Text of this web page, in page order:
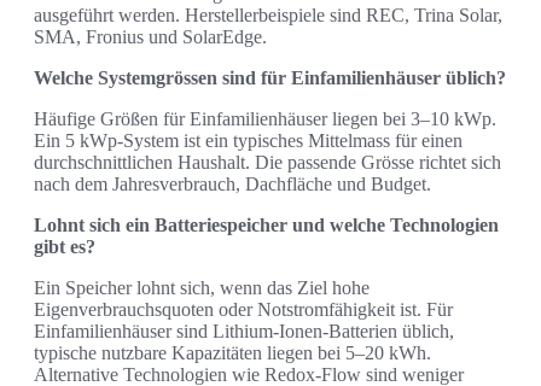
ausgeführt werden. Herstellerbeispiele sind REC, Trina Solar,
SMA, Fronius und SolarEdge.
Welche Systemgrössen sind für Einfamilienhäuser üblich?
Häufige Größen für Einfamilienhäuser liegen bei 3–10 kWp.
Ein 5 kWp-System ist ein typisches Mittelmass für einen
durchschnittlichen Haushalt. Die passende Grösse richtet sich
nach dem Jahresverbrauch, Dachfläche und Budget.
Lohnt sich ein Batteriespeicher und welche Technologien
gibt es?
Ein Speicher lohnt sich, wenn das Ziel hohe
Eigenverbrauchsquoten oder Notstromfähigkeit ist. Für
Einfamilienhäuser sind Lithium-Ionen-Batterien üblich,
typische nutzbare Kapazitäten liegen bei 5–20 kWh.
Alternative Technologien wie Redox-Flow sind weniger